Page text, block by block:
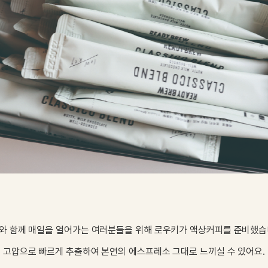
함께 매일을 열어가는 여러분들을 위해 로우키가 액상커피를 준비했
고압으로 빠르게 추출하여 본연의 에스프레소 그대로 느끼실 수 있어요.